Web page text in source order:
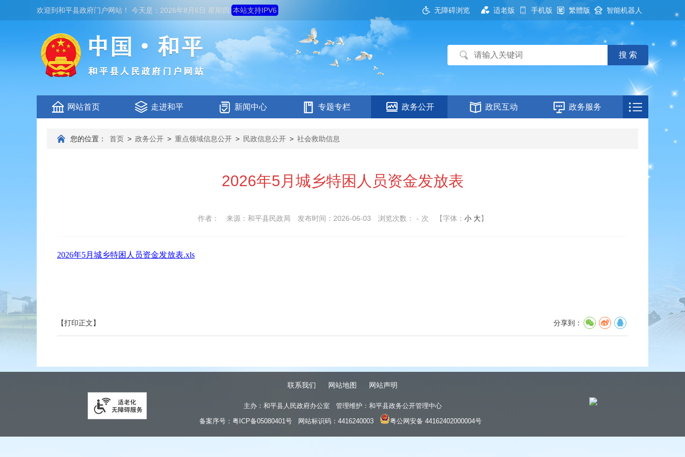
欢迎到和平县政府门户网站 ！ 今天是： 2026年8月6日 星期四 本站支持IPV6 无障碍浏览 适老版 手机版 繁體版 智能机器人
网站首页 走进和平 新闻中心 专题专栏 政务公开 政民互动 政务服务
您的位置： 首页 > 政务公开 > 重点领域信息公开 > 民政信息公开 > 社会救助信息
2026年5月城乡特困人员资金发放表
作者： 来源：和平县民政局 发布时间：2026-06-03 浏览次数： - 次 【字体： 小 大】
2026年5月城乡特困人员资金发放表.xls
分享到：
【打印正文】
联系我们 网站地图 网站声明
主办：和平县人民政府办公室 管理维护：和平县政务公开管理中心
备案序号： 粤ICP备05080401号 网站标识码：4416240003 粤公网安备 44162402000004号